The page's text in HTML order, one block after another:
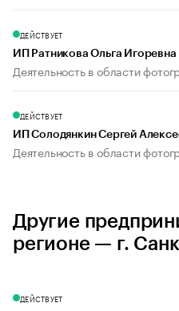
ДЕЙСТВУЕТ
ИП Ратникова Ольга Игоревна
Деятельность в области
ДЕЙСТВУЕТ
ИП Солодянкин Сергей
Деятельность в области
Другие
регионе — г.
ДЕЙСТВУЕТ